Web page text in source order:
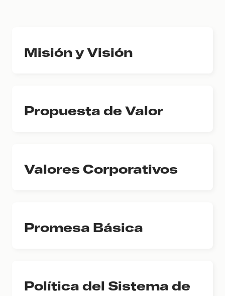
Misión y Visión
Propuesta de Valor
Valores Corporativos
Promesa Básica
Política del Sistema de